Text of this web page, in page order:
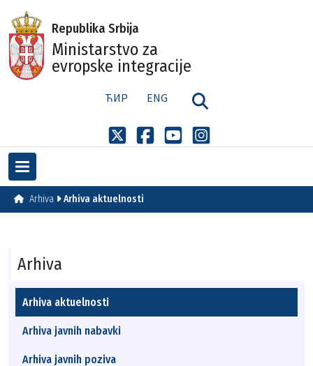
Republika Srbija
Ministarstvo za
evropske integracije
ЋИР ENG
Arhiva Arhiva aktuelnosti
Arhiva
Arhiva aktuelnosti
Arhiva javnih nabavki
Arhiva javnih poziva